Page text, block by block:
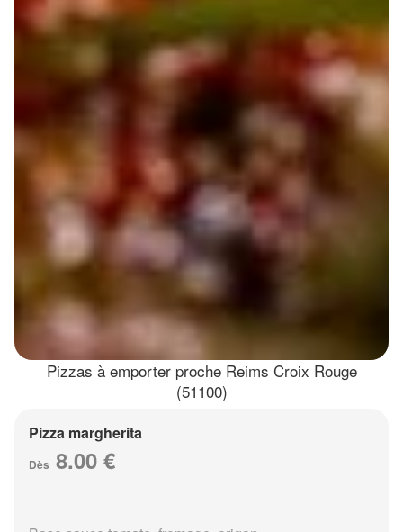
Pizzas à emporter proche Reims Croix Rouge
(51100)
Pizza margherita
Dès 8.00 €